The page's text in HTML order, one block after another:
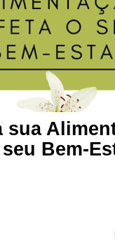
sua
Bem-